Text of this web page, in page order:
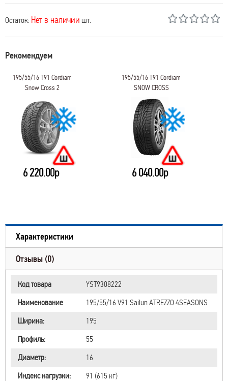
Остаток: Нет в наличии шт.
Рекомендуем
195/55/16 T91 Cordiant
Snow Cross 2
6 220.00р
195/55/16 T91 Cordiant
SNOW CROSS
6 040.00р
Характеристики
Отзывы (0)
Код товара
YST9308222
Наименование
195/55/16 V91 Sailun ATREZZO 4SEASONS
Ширина:
195
Профиль:
55
Диаметр:
16
Индекс нагрузки:
91 (615 кг)